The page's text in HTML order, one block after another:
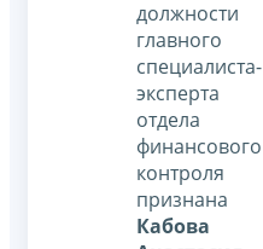
должности
главного
специалиста-
эксперта
отдела
финансового
контроля
признана
Кабова